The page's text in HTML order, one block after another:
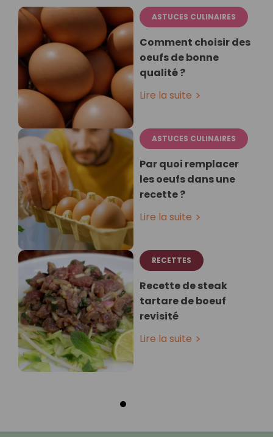
ASTUCES CULINAIRES
Comment choisir des
oeufs de bonne
qualité ?
Lire la suite
ASTUCES CULINAIRES
Par quoi remplacer
les oeufs dans une
recette ?
Lire la suite
RECETTES
Recette de steak
tartare de boeuf
revisité
Lire la suite